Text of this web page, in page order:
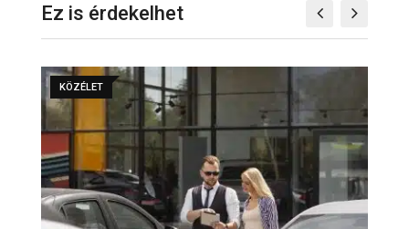
Ez is érdekelhet
KÖZÉLET